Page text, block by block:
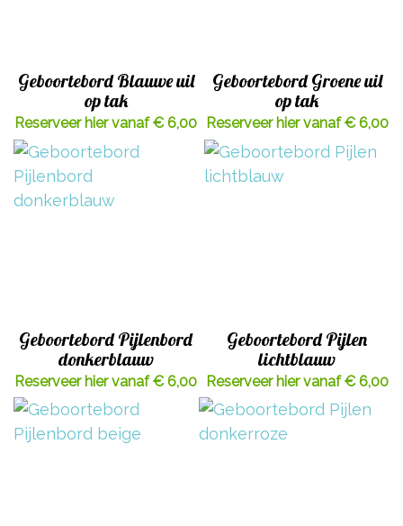
Geboortebord Blauwe uil
op tak
Reserveer hier vanaf € 6,00
Geboortebord Groene uil
op tak
Reserveer hier vanaf € 6,00
Geboortebord Pijlenbord
donkerblauw
Reserveer hier vanaf € 6,00
Geboortebord Pijlen
lichtblauw
Reserveer hier vanaf € 6,00